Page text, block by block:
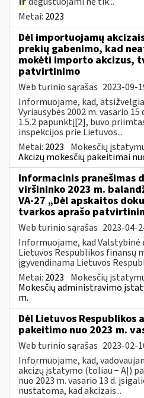
Metai: 2023
Dėl importuojamų
prekių gabenimo, kad
mokėti importo akcizus,
patvirtinimo
Web turinio sąrašas 2023-09-
Informuojame, kad,
Vyriausybės 2002 m. vasario
1.5.2 papunktį[2], buvo
inspekcijos prie Lietuvos...
Metai: 2023 Mokesčių
Akcizų mokesčių pakeitimai
Informacinis pranešimas
viršininko 2023 m.
VA-27 „Dėl apskaitos
tvarkos aprašo
Web turinio sąrašas 2023-04-
Informuojame, kad Valstybinė
Lietuvos Respublikos finansų
įgyvendinama Lietuvos
Metai: 2023 Mokesčių
Mokesčių administravimo
m.
Dėl Lietuvos Respublikos
pakeitimo nuo 2023 m.
Web turinio sąrašas 2023-02-
Informuojame, kad,
akcizų įstatymo (toliau − AĮ)
nuo 2023 m. vasario 13 d.
nustatoma, kad akcizais...